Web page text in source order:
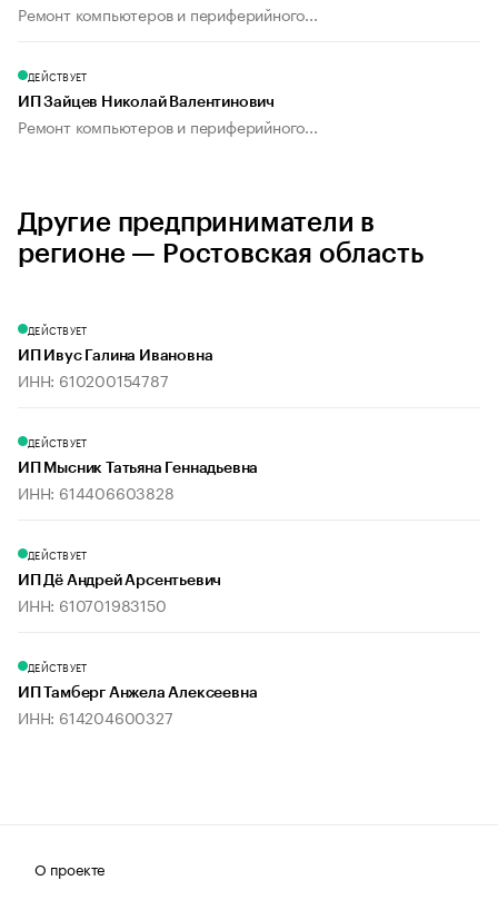
Ремонт компьютеров и периферийного...
ДЕЙСТВУЕТ
ИП Зайцев Николай Валентинович
Ремонт компьютеров и периферийного...
Другие предприниматели в
регионе — Ростовская область
ДЕЙСТВУЕТ
ИП Ивус Галина Ивановна
ИНН: 610200154787
ДЕЙСТВУЕТ
ИП Мысник Татьяна Геннадьевна
ИНН: 614406603828
ДЕЙСТВУЕТ
ИП Дё Андрей Арсентьевич
ИНН: 610701983150
ДЕЙСТВУЕТ
ИП Тамберг Анжела Алексеевна
ИНН: 614204600327
О проекте